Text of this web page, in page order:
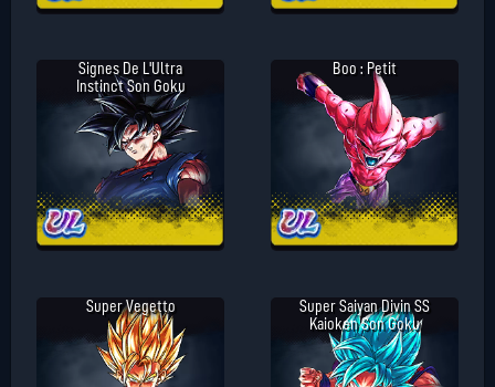
Signes De L'Ultra
Instinct Son Goku
Boo : Petit
Super Vegetto
Super Saiyan Divin SS
Kaioken Son Goku